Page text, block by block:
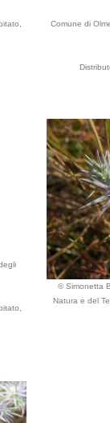
Comune di
© Simonetta
Natura e del